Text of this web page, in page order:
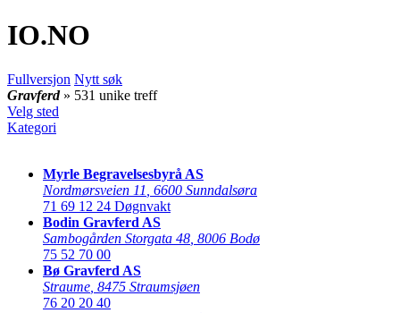
IO.NO
Fullversjon Nytt søk
Gravferd » 531 unike treff
Velg sted
Kategori
Myrle Begravelsesbyrå AS
Nordmørsveien 11 6600 Sunndalsøra
71 69 12 24 Døgnvakt
Bodin Gravferd AS
Sambogården Storgata 48 8006 Bodø
75 52 70 00
Bø Gravferd AS
Straume 8475 Straumsjøen
76 20 20 40